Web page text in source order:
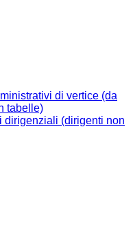
di vertice (da
tabelle)
dirigenziali (dirigenti non